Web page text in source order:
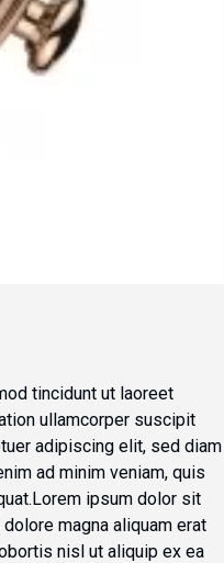
tincidunt ut laoreet
ullamcorper suscipit
adipiscing elit, sed diam
ad minim veniam, quis
ipsum dolor sit
magna aliquam erat
nisl ut aliquip ex ea